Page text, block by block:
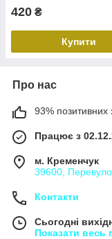
420 ₴
Купити
Про нас
93% позитивних
Працює з
м. Кременчук
39600,
Контакти
Сьогодні
Показати весь